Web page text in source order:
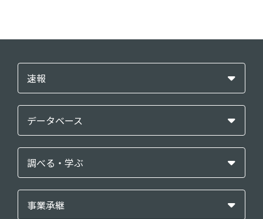
速報
データベース
調べる・学ぶ
事業承継